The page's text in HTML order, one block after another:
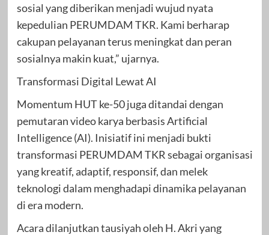
sosial yang diberikan menjadi wujud nyata
kepedulian PERUMDAM TKR. Kami berharap
cakupan pelayanan terus meningkat dan peran
sosialnya makin kuat,” ujarnya.
Transformasi Digital Lewat AI
Momentum HUT ke-50 juga ditandai dengan
pemutaran video karya berbasis Artificial
Intelligence (AI). Inisiatif ini menjadi bukti
transformasi PERUMDAM TKR sebagai organisasi
yang kreatif, adaptif, responsif, dan melek
teknologi dalam menghadapi dinamika pelayanan
di era modern.
Acara dilanjutkan tausiyah oleh H. Akri yang